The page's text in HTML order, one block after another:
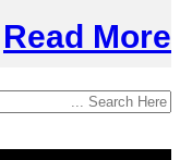
Read More